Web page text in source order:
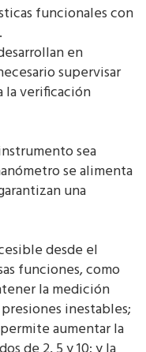
funcionales con
en
supervisar
la verificación
sea
se alimenta
una
desde el
funciones, como
la medición
inestables;
aumentar la